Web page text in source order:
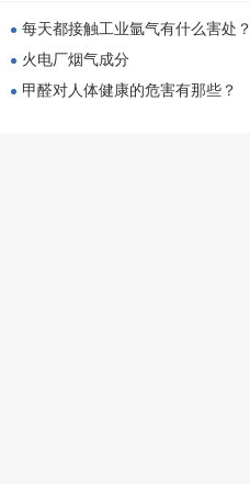
每天都接触工业氩气有什么害处？
火电厂烟气成分
甲醛对人体健康的危害有那些？